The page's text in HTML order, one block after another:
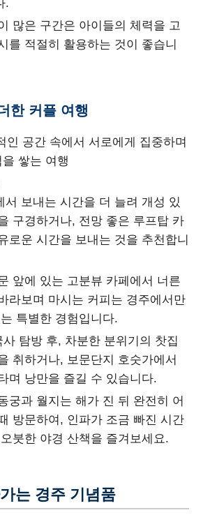
.
많은 구간은 아이들의 체력을 고
를 적절히 활용하는 것이 좋습니
한 커플 여행
인 공간 속에서 서로에게 집중하며
쌓는 여행
서 보내는 시간을 더 늘려 개성 있
구경하거나, 전망 좋은 루프탑 카
로운 시간을 보내는 것을 추천합니
앞에 있는 고분뷰 카페에서 너른
라보며 마시는 커피는 경주에서만
특별한 경험입니다.
사 탐방 후, 차분한 분위기의 찻집
취하거나, 보문단지 호숫가에서
며 낭만을 즐길 수 있습니다.
궁과 월지는 해가 진 뒤 완전히 어
방문하여, 인파가 조금 빠진 시간
붓한 야경 산책을 즐겨보세요.
는 경주 기념품